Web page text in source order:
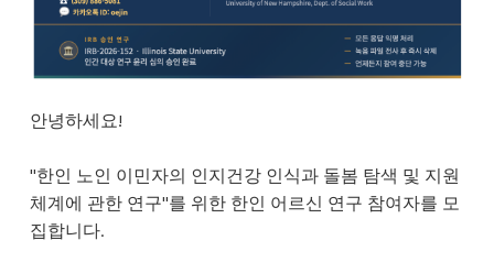
안녕하세요!
"한인 노인 이민자의 인지건강 인식과 돌봄 탐색 및 지원
체계에 관한 연구"를 위한 한인 어르신 연구 참여자를 모
집합니다.